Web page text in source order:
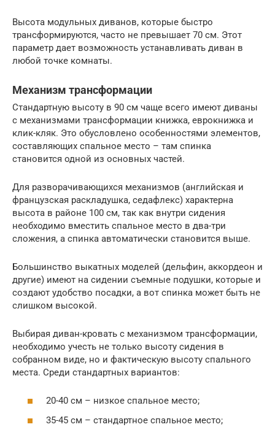
Высота модульных диванов, которые быстро
трансформируются, часто не превышает 70 см. Этот
параметр дает возможность устанавливать диван в
любой точке комнаты.
Механизм трансформации
Стандартную высоту в 90 см чаще всего имеют диваны
с механизмами трансформации книжка, еврокнижка и
клик-кляк. Это обусловлено особенностями элементов,
составляющих спальное место – там спинка
становится одной из основных частей.
Для разворачивающихся механизмов (английская и
французская раскладушка, седафлекс) характерна
высота в районе 100 см, так как внутри сидения
необходимо вместить спальное место в два-три
сложения, а спинка автоматически становится выше.
Большинство выкатных моделей (дельфин, аккордеон и
другие) имеют на сидении съемные подушки, которые и
создают удобство посадки, а вот спинка может быть не
слишком высокой.
Выбирая диван-кровать с механизмом трансформации,
необходимо учесть не только высоту сидения в
собранном виде, но и фактическую высоту спального
места. Среди стандартных вариантов:
20-40 см – низкое спальное место;
35-45 см – стандартное спальное место;